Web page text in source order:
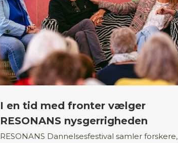
I en tid med fronter vælger
RESONANS nysgerrigheden
RESONANS Dannelsesfestival samler forskere,